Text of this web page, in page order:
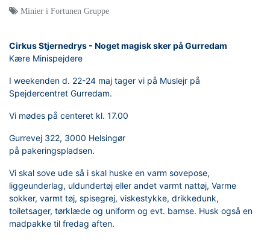
Minier i Fortunen Gruppe
Cirkus Stjernedrys - Noget magisk sker på Gurredam
Kære Minispejdere
I weekenden d. 22-24 maj tager vi på Muslejr på
Spejdercentret Gurredam.
Vi mødes på centeret kl. 17.00
Gurrevej 322, 3000 Helsingør
på pakeringspladsen.
Vi skal sove ude så i skal huske en varm sovepose,
liggeunderlag, uldundertøj eller andet varmt nattøj, Varme
sokker, varmt tøj, spisegrej, viskestykke, drikkedunk,
toiletsager, tørklæde og uniform og evt. bamse. Husk også en
madpakke til fredag aften.